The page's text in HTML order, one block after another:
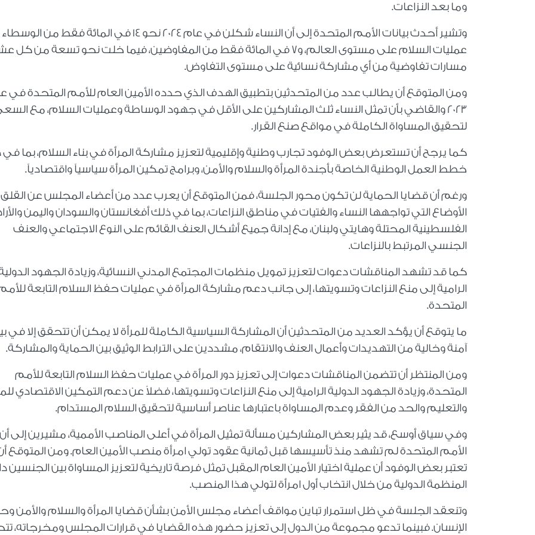
وما بعد النزاعات.
وتشير أحدث بيانات الأمم المتحدة إلى أن النساء شكلن في عام 2024 نحو 14 في المائة فقط
عمليات السلام على مستوى العالم، و7 في المائة فقط من المفاوضين، فيما خلت نحو تسعة من كل
مسارات تفاوضية من أي مشاركة نسائية على مستوى التفاوض.
ومن المتوقع أن يطالب عدد من المتحدثين بتطبيق الهدف الذي حدده الأمين العام للأمم المتحدة في
2023 والقاضي بأن تمثل النساء ثلث المشاركين على الأقل في جهود الوساطة وعمليات السلام، مع
لتحقيق المساواة الكاملة في مواقع صنع القرار.
كما يرجح أن تستعرض بعض الوفود تجارب وطنية وإقليمية لتعزيز مشاركة المرأة في بناء السلام، بما
خطط العمل الوطنية الخاصة بأجندة المرأة والسلام والأمن، وبرامج تمكين المرأة سياسياً واقتصادياً.
ورغم أن قضايا الحماية لن تكون محور الجلسة، فمن المتوقع أن يعرب عدد من أعضاء المجلس عن القلق
الأوضاع التي تواجهها النساء والفتيات في مناطق النزاعات، بما في ذلك أفغانستان والسودان واليمن
الفلسطينية المحتلة وهايتي ولبنان، مع إدانة جميع أشكال العنف القائم على النوع الاجتماعي والعنف
الجنسي المرتبط بالنزاعات.
كما قد تشهد المناقشات دعوات لتعزيز تمويل منظمات المجتمع المدني النسائية، وزيادة الجهود
الرامية إلى منع النزاعات وتسويتها، إلى جانب دعم مشاركة المرأة في عمليات حفظ السلام التابعة
المتحدة.
ما يتوقع أن يؤكد العديد من المتحدثين أن المشاركة السياسية الكاملة للمرأة لا يمكن أن تتحقق إلا في
آمنة وخالية من التهديدات وأعمال العنف والانتقام، مشددين على الترابط الوثيق بين الحماية والمشاركة.
ومن المنتظر أن تتضمن المناقشات دعوات إلى تعزيز دور المرأة في عمليات حفظ السلام التابعة للأمم
المتحدة، وزيادة الجهود الدولية الرامية إلى منع النزاعات وتسويتها، فضلاً عن دعم التمكين الاقتصادي
والتعليم والحد من الفقر وعدم المساواة باعتبارها عناصر أساسية لتحقيق السلام المستدام.
وفي سياق أوسع، قد يثير بعض المشاركين مسألة تمثيل المرأة في أعلى المناصب الأممية، مشيرين إلى أن
الأمم المتحدة لم تشهد منذ تأسيسها قبل ثمانية عقود تولي امرأة منصب الأمين العام. ومن المتوقع
تعتبر بعض الوفود أن عملية اختيار الأمين العام المقبل تمثل فرصة تاريخية لتعزيز المساواة بين الجنسين
المنظمة الدولية من خلال انتخاب أول امرأة لتولي هذا المنصب.
وتنعقد الجلسة في ظل استمرار تباين مواقف أعضاء مجلس الأمن بشأن قضايا المرأة والسلام والأمن
الإنسان. فبينما تدعو مجموعة من الدول إلى تعزيز حضور هذه القضايا في قرارات المجلس ومخرجاته،